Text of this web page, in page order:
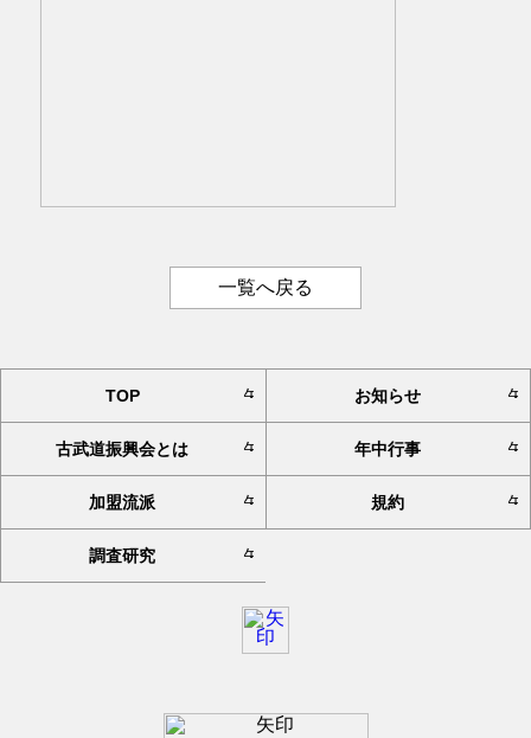
一覧へ戻る
TOP お知らせ
古武道振興会とは 年中行事
加盟流派 規約
調査研究